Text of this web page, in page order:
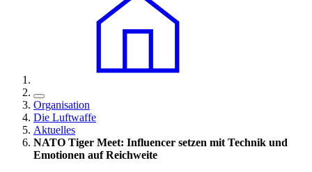
Organisation
Die Luftwaffe
Aktuelles
NATO Tiger Meet: Influencer setzen mit Technik und
Emotionen auf Reichweite